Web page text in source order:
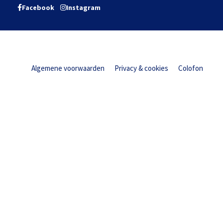
Facebook Instagram
Algemene voorwaarden Privacy & cookies Colofon